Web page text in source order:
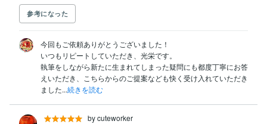
参考になった
今回もご依頼ありがとうございました！
いつもリピートしていただき、光栄です。
執筆をしながら新たに生まれてしまった疑問にも都度丁寧にお答
えいただき、こちらからのご提案なども快く受け入れていただき
ました...続きを読む
by cuteworker